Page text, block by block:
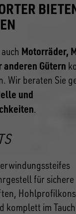
Motorräder,
anderen Gütern
Wir beraten Sie
und
.
für sichere
komplett im